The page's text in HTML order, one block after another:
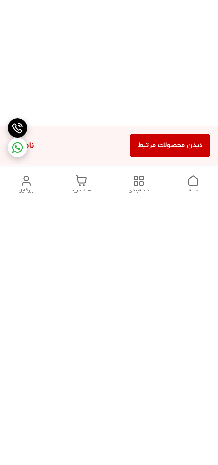
ناموجود دیدن محصولات مرتبط
پروفایل سبد خرید دسته‌بندی خانه